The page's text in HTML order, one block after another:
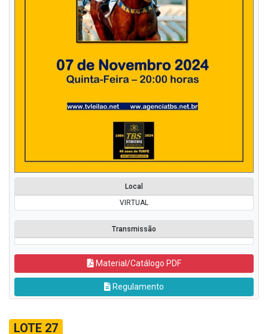
Local
VIRTUAL
Transmissão
Material/Catálogo PDF
Regulamento
LOTE 27